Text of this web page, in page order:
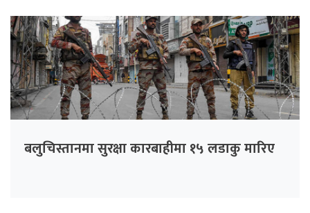
बलुचिस्तानमा सुरक्षा कारबाहीमा १५ लडाकु मारिए